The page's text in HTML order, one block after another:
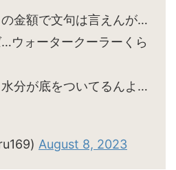
金額で文句は言えんが…
ウォータークーラーくら
分が底をついてるんよ…
August 8, 2023